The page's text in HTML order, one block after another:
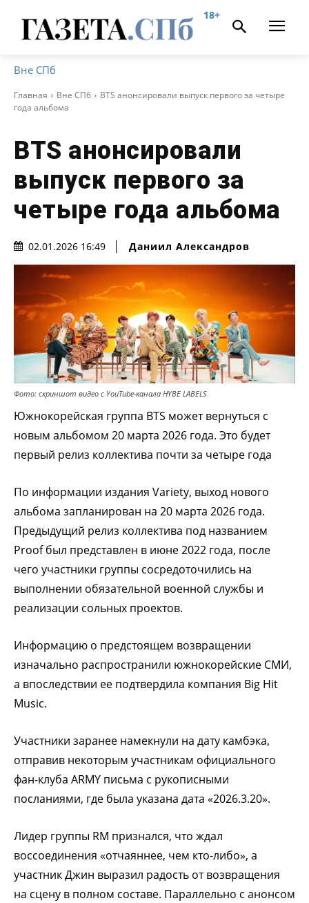
18+
Вне СПб
Главная Вне СПб
BTS анонсировали выпуск первого за четыре
года альбома
BTS анонсировали
выпуск первого за
четыре года альбома
02.01.2026 16:49 Даниил Александров
Фото: скриншот видео с YouTube-канала HYBE LABELS
Южнокорейская группа BTS может вернуться с
новым альбомом 20 марта 2026 года. Это будет
первый релиз коллектива почти за четыре года
По информации издания Variety, выход нового
альбома запланирован на 20 марта 2026 года.
Предыдущий релиз коллектива под названием
Proof был представлен в июне 2022 года, после
чего участники группы сосредоточились на
выполнении обязательной военной службы и
реализации сольных проектов.
Информацию о предстоящем возвращении
изначально распространили южнокорейские СМИ,
а впоследствии ее подтвердила компания Big Hit
Music.
Участники заранее намекнули на дату камбэка,
отправив некоторым участникам официального
фан-клуба ARMY письма с рукописными
посланиями, где была указана дата «2026.3.20».
Лидер группы RM признался, что ждал
воссоединения «отчаяннее, чем кто-либо», а
участник Джин выразил радость от возвращения
на сцену в полном составе. Параллельно с анонсом